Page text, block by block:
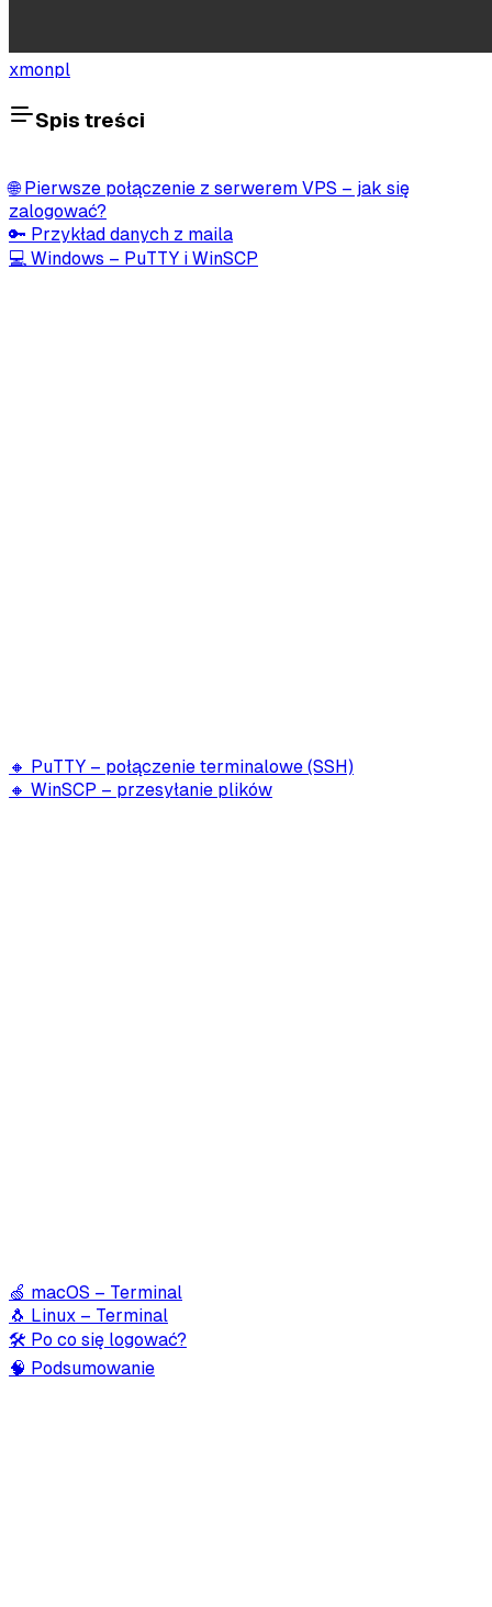
xmonpl
Spis treści
🌐 Pierwsze połączenie z serwerem VPS – jak się
zalogować?
🔑 Przykład danych z maila
💻 Windows – PuTTY i WinSCP
🔸 PuTTY – połączenie terminalowe (SSH)
🔸 WinSCP – przesyłanie plików
🍏 macOS – Terminal
🐧 Linux – Terminal
🛠️ Po co się logować?
🧠 Podsumowanie